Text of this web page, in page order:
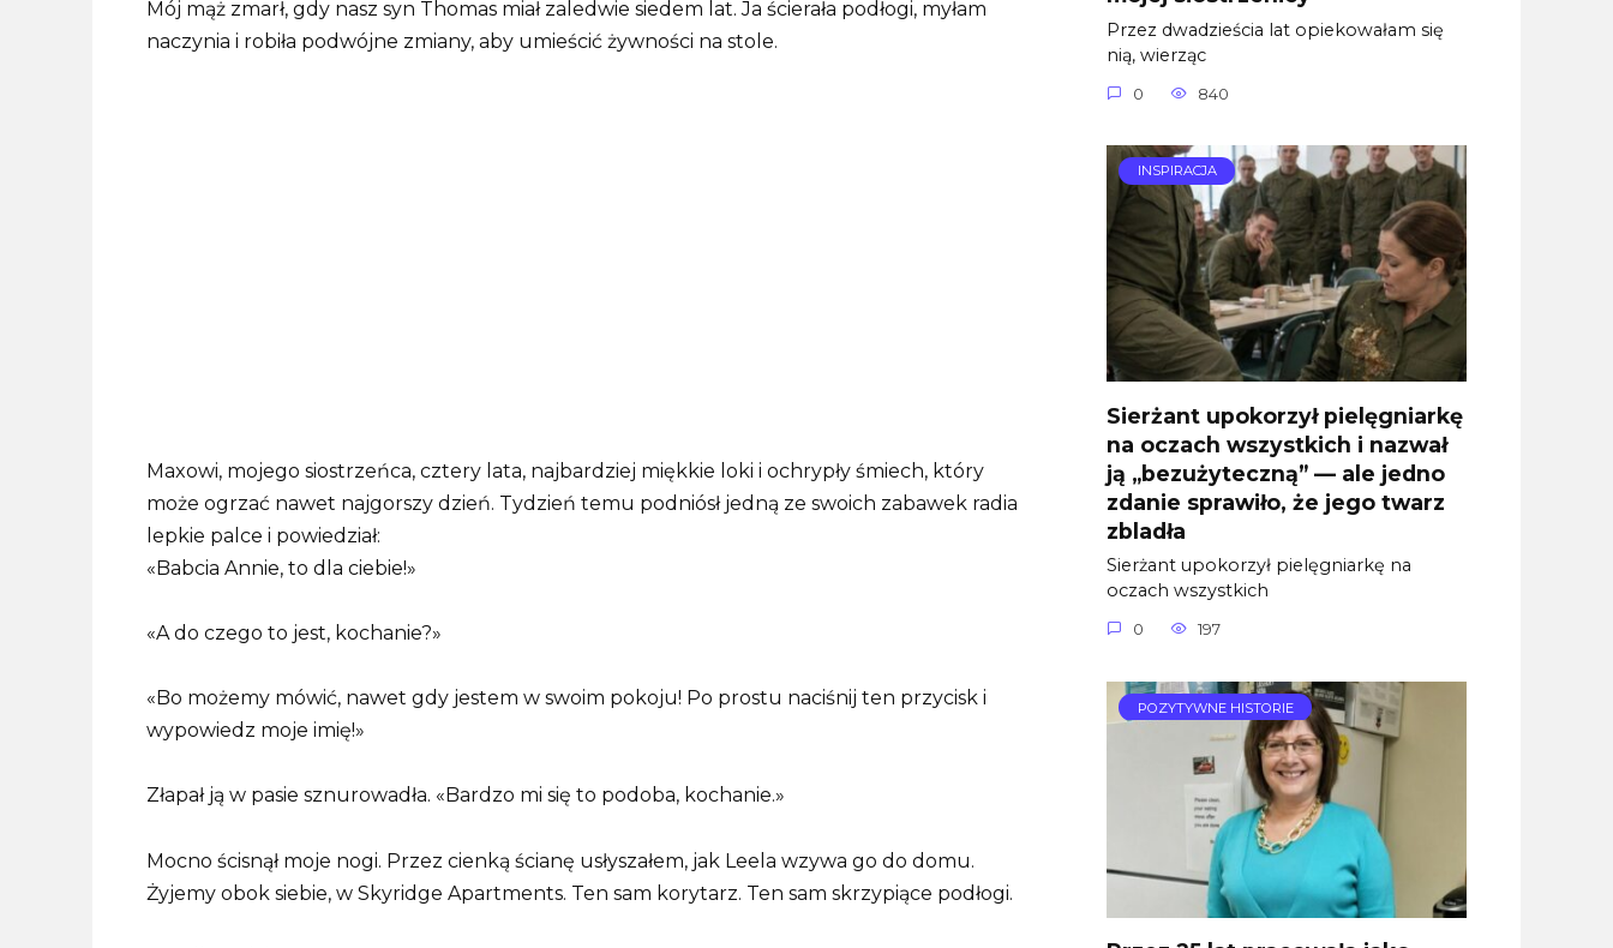
Mój mąż zmarł, gdy nasz syn Thomas miał zaledwie siedem lat. Ja ścierała podłogi, myłam
naczynia i robiła podwójne zmiany, aby umieścić żywności na stole.
Maxowi, mojego siostrzeńca, cztery lata, najbardziej miękkie loki i ochrypły śmiech, który
może ogrzać nawet najgorszy dzień. Tydzień temu podniósł jedną ze swoich zabawek radia
lepkie palce i powiedział:
«Babcia Annie, to dla ciebie!»
«A do czego to jest, kochanie?»
«Bo możemy mówić, nawet gdy jestem w swoim pokoju! Po prostu naciśnij ten przycisk i
wypowiedz moje imię!»
Złapał ją w pasie sznurowadła. «Bardzo mi się to podoba, kochanie.»
Mocno ścisnął moje nogi. Przez cienką ścianę usłyszałem, jak Leela wzywa go do domu.
Żyjemy obok siebie, w Skyridge Apartments. Ten sam korytarz. Ten sam skrzypiące podłogi.
Przez dwadzieścia lat opiekowałam się
nią, wierząc
0 840
INSPIRACJA
Sierżant upokorzył pielęgniarkę
na oczach wszystkich i nazwał
ją „bezużyteczną” — ale jedno
zdanie sprawiło, że jego twarz
zbladła
Sierżant upokorzył pielęgniarkę na
oczach wszystkich
0 197
POZYTYWNE HISTORIE